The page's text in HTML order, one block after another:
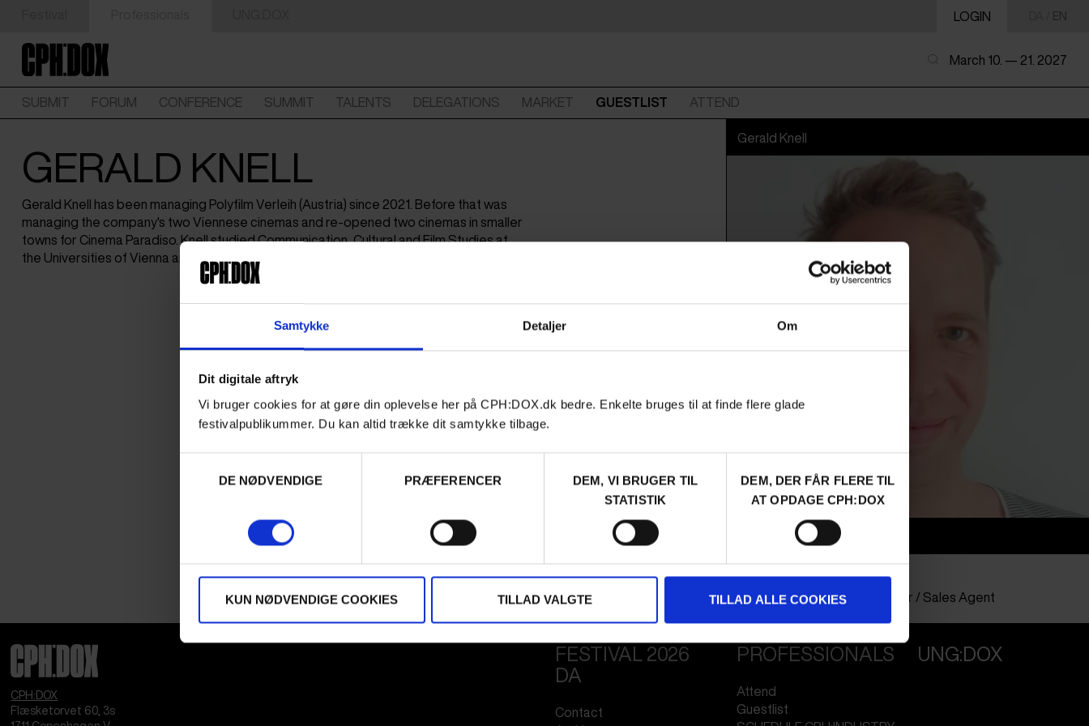
Samtykke Detaljer Om
Dit digitale aftryk
Vi bruger cookies for at gøre din oplevelse her på CPH:DOX.dk bedre. Enkelte bruges til at finde flere glade
festivalpublikummer. Du kan altid trække dit samtykke tilbage.
DE NØDVENDIGE
PRÆFERENCER
DEM, VI BRUGER TIL
STATISTIK
DEM, DER FÅR FLERE TIL
AT OPDAGE CPH:DOX
KUN NØDVENDIGE COOKIES TILLAD VALGTE TILLAD ALLE COOKIES
LOGIN EN
March 10. — 21. 2027
SUBMIT FORUM CONFERENCE SUMMIT TALENTS DELEGATIONS MARKET GUESTLIST ATTEND
GERALD KNELL
Gerald Knell has been managing Polyfilm Verleih (Austria) since 2021. Before that was
managing the company's two Viennese cinemas and re-opened two cinemas in smaller
towns for Cinema Paradiso. Knell studied Communication, Cultural and Film Studies at
the Universities of Vienna and Glasgow.
Gerald Knell
Nationality
Austria
Profession
Distributor / Sales Agent
CPH:DOX
Flæsketorvet 60, 3s
FESTIVAL 2026
DA
Contact
PROFESSIONALS
Attend
Guestlist
UNG:DOX